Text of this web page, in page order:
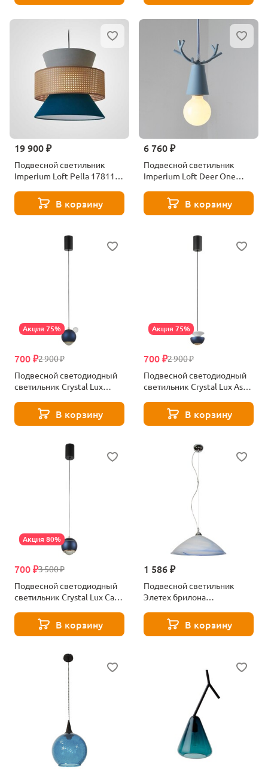
19 900 ₽
Подвесной светильник
Imperium Loft Pella 178112-
В корзину
6 760 ₽
Подвесной светильник
Imperium Loft Deer One
В корзину
Акция 75%
2 900 ₽
700 ₽
Подвесной светодиодный
светильник Crystal Lux
В корзину
Акция 75%
2 900 ₽
700 ₽
Подвесной светодиодный
светильник Crystal Lux Astra
В корзину
Акция 80%
3 500 ₽
700 ₽
Подвесной светодиодный
светильник Crystal Lux Caro
В корзину
1 586 ₽
Подвесной светильник
Элетех брилона
В корзину